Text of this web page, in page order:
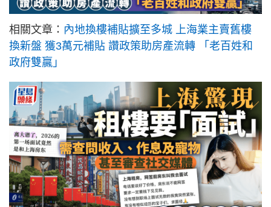
相關文章： 內地換樓補貼擴至多城 上海業主賣舊樓
換新盤 獲3萬元補貼 讚政策助房產流轉 「老百姓和
政府雙贏」